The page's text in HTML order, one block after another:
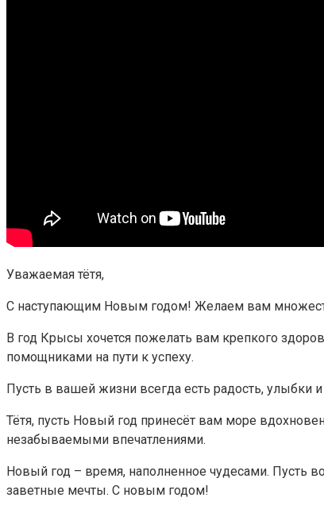
Уважаемая тётя,
С наступающим Новым годом! Желаем вам
В год Крысы хочется пожелать вам крепкого
помощниками на пути к успеху.
Пусть в вашей жизни всегда есть радость, улыбки
Тётя, пусть Новый год принесёт вам море
незабываемыми впечатлениями.
Новый год – время, наполненное чудесами. Пусть
заветные мечты. С новым годом!